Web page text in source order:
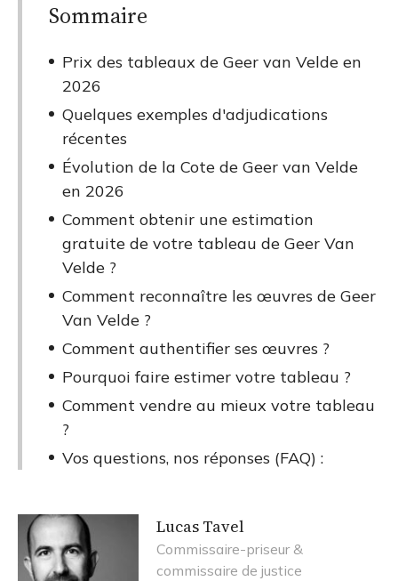
Sommaire
Prix des tableaux de Geer van Velde en
2026
Quelques exemples d'adjudications
récentes
Évolution de la Cote de Geer van Velde
en 2026
Comment obtenir une estimation
gratuite de votre tableau de Geer Van
Velde ?
Comment reconnaître les œuvres de Geer
Van Velde ?
Comment authentifier ses œuvres ?
Pourquoi faire estimer votre tableau ?
Comment vendre au mieux votre tableau
?
Vos questions, nos réponses (FAQ) :
Lucas Tavel
Commissaire-priseur &
commissaire de justice